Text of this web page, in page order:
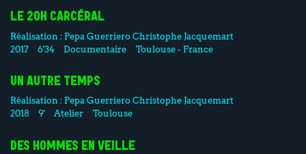
LE 20H CARCÉRAL
Réalisation : Pepa Guerriero Christophe Jacquemart
2017
6'34 Documentaire Toulouse - France
UN AUTRE TEMPS
Réalisation : Pepa Guerriero Christophe Jacquemart
2018
9' Atelier Toulouse
DES HOMMES EN VEILLE